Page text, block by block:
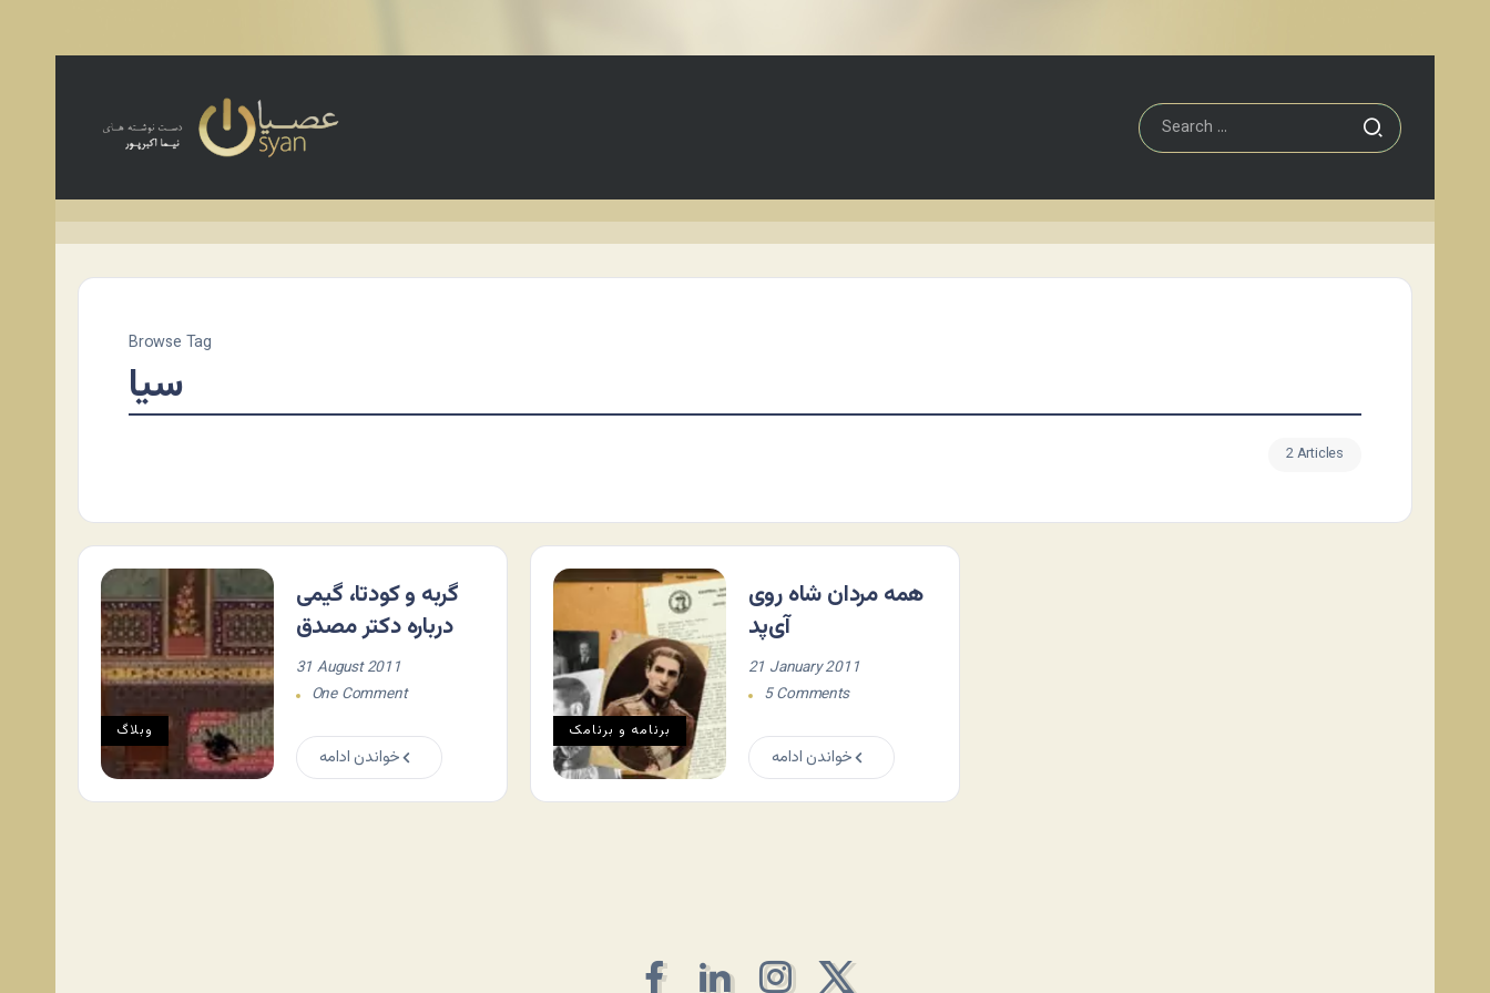
Browse Tag
سیا
2 Articles
وبلاگ
گربه و کودتا، گیمی
درباره دکتر مصدق
31 August 2011
One Comment
خواندن ادامه
برنامه و برنامک
همه مردان شاه روی
آی‌پد
21 January 2011
5 Comments
خواندن ادامه